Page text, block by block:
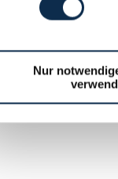
Nur